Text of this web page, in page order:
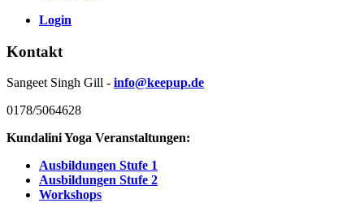
Login
Kontakt
Sangeet Singh Gill - info@keepup.de
0178/5064628
Kundalini Yoga Veranstaltungen:
Ausbildungen Stufe 1
Ausbildungen Stufe 2
Workshops